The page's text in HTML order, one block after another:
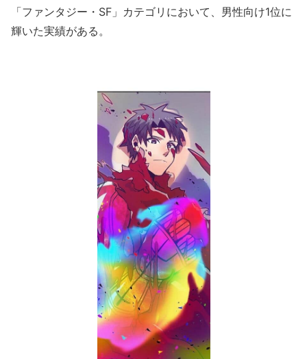
「ファンタジー・SF」カテゴリにおいて、男性向け1位に
輝いた実績がある。